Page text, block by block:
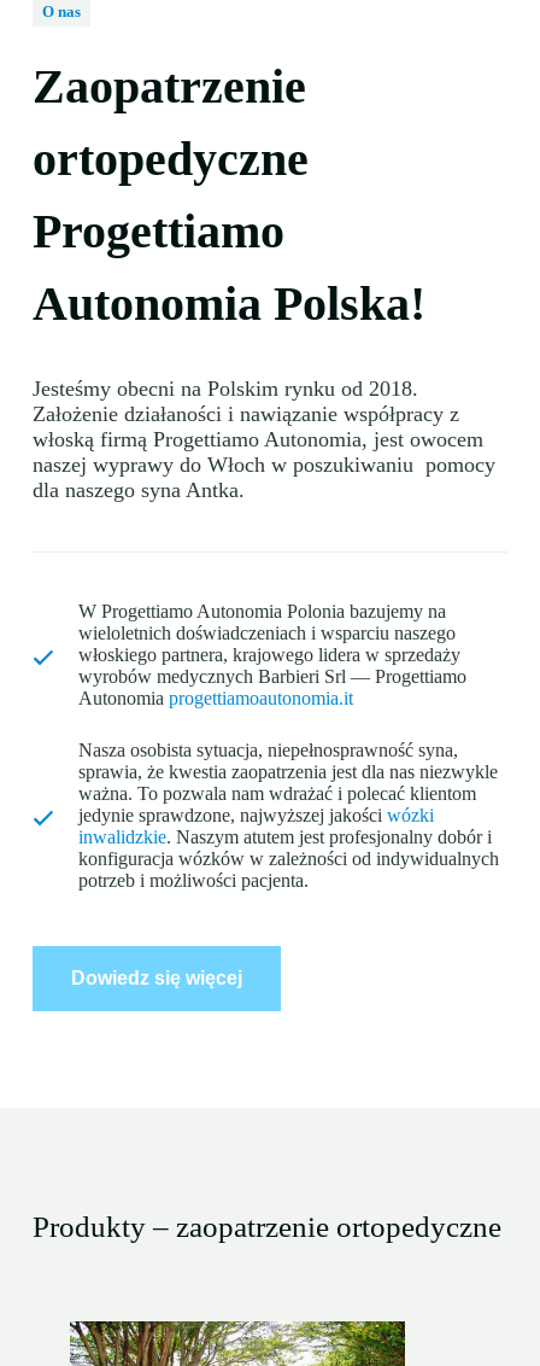
O nas
Zaopatrzenie
ortopedyczne
Progettiamo
Autonomia Polska!
Jesteśmy obecni na Polskim rynku od 2018.
Założenie działaności i nawiązanie współpracy z
włoską firmą Progettiamo Autonomia, jest owocem
naszej wyprawy do Włoch w poszukiwaniu pomocy
dla naszego syna Antka.
W Progettiamo Autonomia Polonia bazujemy na
wieloletnich doświadczeniach i wsparciu naszego
włoskiego partnera, krajowego lidera w sprzedaży
wyrobów medycznych Barbieri Srl — Progettiamo
Autonomia progettiamoautonomia.it
Nasza osobista sytuacja, niepełnosprawność syna,
sprawia, że kwestia zaopatrzenia jest dla nas niezwykle
ważna. To pozwala nam wdrażać i polecać klientom
jedynie sprawdzone, najwyższej jakości wózki
inwalidzkie. Naszym atutem jest profesjonalny dobór i
konfiguracja wózków w zależności od indywidualnych
potrzeb i możliwości pacjenta.
Dowiedz się więcej
Produkty – zaopatrzenie ortopedyczne